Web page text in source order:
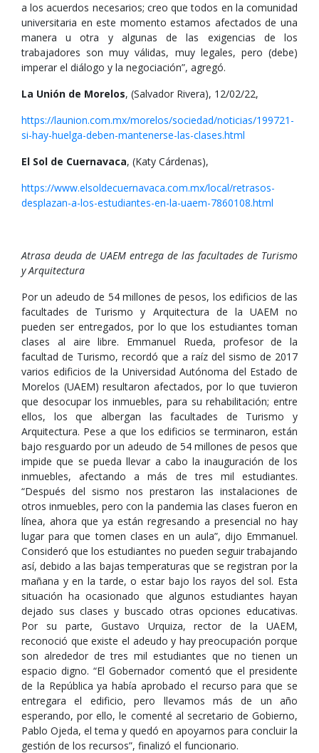
a los acuerdos necesarios; creo que todos en la comunidad
universitaria en este momento estamos afectados de una
manera u otra y algunas de las exigencias de los
trabajadores son muy válidas, muy legales, pero (debe)
imperar el diálogo y la negociación”, agregó.
La Unión de Morelos, (Salvador Rivera), 12/02/22,
https://launion.com.mx/morelos/sociedad/noticias/199721-
si-hay-huelga-deben-mantenerse-las-clases.html
El Sol de Cuernavaca, (Katy Cárdenas),
https://www.elsoldecuernavaca.com.mx/local/retrasos-
desplazan-a-los-estudiantes-en-la-uaem-7860108.html
Atrasa deuda de UAEM entrega de las facultades de Turismo
y Arquitectura
Por un adeudo de 54 millones de pesos, los edificios de las
facultades de Turismo y Arquitectura de la UAEM no
pueden ser entregados, por lo que los estudiantes toman
clases al aire libre. Emmanuel Rueda, profesor de la
facultad de Turismo, recordó que a raíz del sismo de 2017
varios edificios de la Universidad Autónoma del Estado de
Morelos (UAEM) resultaron afectados, por lo que tuvieron
que desocupar los inmuebles, para su rehabilitación; entre
ellos, los que albergan las facultades de Turismo y
Arquitectura. Pese a que los edificios se terminaron, están
bajo resguardo por un adeudo de 54 millones de pesos que
impide que se pueda llevar a cabo la inauguración de los
inmuebles, afectando a más de tres mil estudiantes.
“Después del sismo nos prestaron las instalaciones de
otros inmuebles, pero con la pandemia las clases fueron en
línea, ahora que ya están regresando a presencial no hay
lugar para que tomen clases en un aula”, dijo Emmanuel.
Consideró que los estudiantes no pueden seguir trabajando
así, debido a las bajas temperaturas que se registran por la
mañana y en la tarde, o estar bajo los rayos del sol. Esta
situación ha ocasionado que algunos estudiantes hayan
dejado sus clases y buscado otras opciones educativas.
Por su parte, Gustavo Urquiza, rector de la UAEM,
reconoció que existe el adeudo y hay preocupación porque
son alrededor de tres mil estudiantes que no tienen un
espacio digno. “El Gobernador comentó que el presidente
de la República ya había aprobado el recurso para que se
entregara el edificio, pero llevamos más de un año
esperando, por ello, le comenté al secretario de Gobierno,
Pablo Ojeda, el tema y quedó en apoyarnos para concluir la
gestión de los recursos”, finalizó el funcionario.